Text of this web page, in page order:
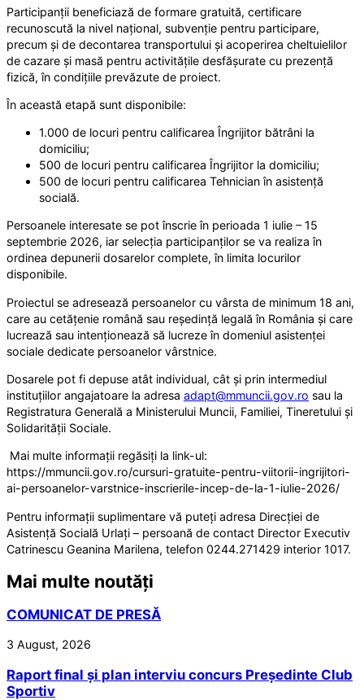
Participanții beneficiază de formare gratuită, certificare
recunoscută la nivel național, subvenție pentru participare,
precum și de decontarea transportului și acoperirea cheltuielilor
de cazare și masă pentru activitățile desfășurate cu prezență
fizică, în condițiile prevăzute de proiect.
În această etapă sunt disponibile:
1.000 de locuri pentru calificarea Îngrijitor bătrâni la
domiciliu;
500 de locuri pentru calificarea Îngrijitor la domiciliu;
500 de locuri pentru calificarea Tehnician în asistență
socială.
Persoanele interesate se pot înscrie în perioada 1 iulie – 15
septembrie 2026, iar selecția participanților se va realiza în
ordinea depunerii dosarelor complete, în limita locurilor
disponibile.
Proiectul se adresează persoanelor cu vârsta de minimum 18 ani,
care au cetățenie română sau reședință legală în România și care
lucrează sau intenționează să lucreze în domeniul asistenței
sociale dedicate persoanelor vârstnice.
Dosarele pot fi depuse atât individual, cât și prin intermediul
instituțiilor angajatoare la adresa adapt@mmuncii.gov.ro sau la
Registratura Generală a Ministerului Muncii, Familiei, Tineretului și
Solidarității Sociale.
Mai multe informații regăsiți la link-ul:
https://mmuncii.gov.ro/cursuri-gratuite-pentru-viitorii-ingrijitori-
ai-persoanelor-varstnice-inscrierile-incep-de-la-1-iulie-2026/
Pentru informații suplimentare vă puteți adresa Direcției de
Asistență Socială Urlați – persoană de contact Director Executiv
Catrinescu Geanina Marilena, telefon 0244.271429 interior 1017.
Mai multe noutăți
COMUNICAT DE PRESĂ
3 August, 2026
Raport final și plan interviu concurs Președinte Club
Sportiv